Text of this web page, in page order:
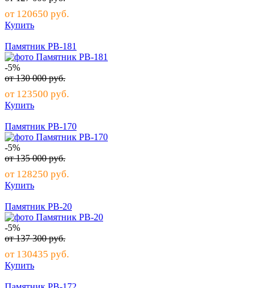
от 120650 руб.
Купить
Памятник РВ-181
-5%
от130 000руб.
от 123500 руб.
Купить
Памятник РВ-170
-5%
от135 000руб.
от 128250 руб.
Купить
Памятник РВ-20
-5%
от137 300руб.
от 130435 руб.
Купить